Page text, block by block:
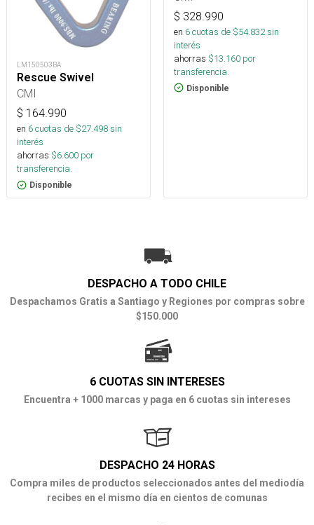
LM150503BA
Rescue Swivel
CMI
$ 164.990
en 6cuotas de $27.498sin
interés
ahorras $6.600 por
transferencia.
Disponible
$ 328.990
en 6cuotas de $54.832sin
interés
ahorras $13.160 por
transferencia.
Disponible
DESPACHO A TODO CHILE
Despachamos Gratis a Santiago y Regiones por compras sobre
$150.000
6 CUOTAS SIN INTERESES
Encuentra + 1000 marcas y paga en 6 cuotas sin intereses
DESPACHO 24 HORAS
Compra miles de productos seleccionados antes del mediodía
recibes en el mismo día en cientos de comunas